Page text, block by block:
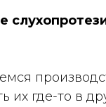
где-то в